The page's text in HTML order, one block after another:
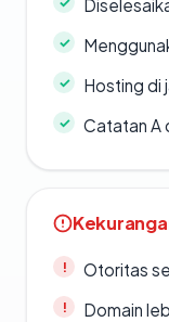
Hosting di
Catatan A
Otoritas
Domain